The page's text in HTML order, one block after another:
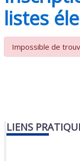
listes
Impossible de
LIENS